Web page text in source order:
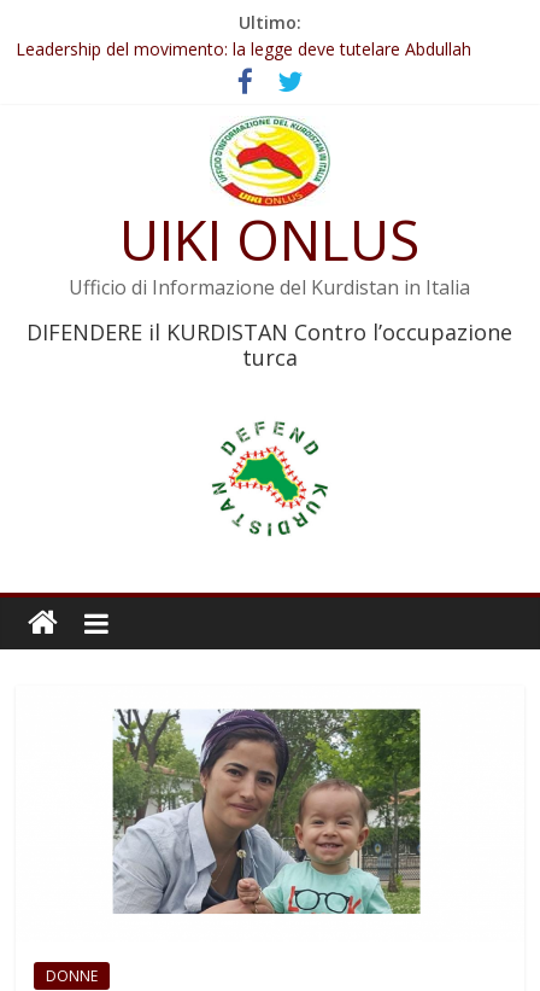
Ultimo:
Abdullah Öcalan: Le legge negativa deve essere trasformata in
legge positiva
Leadership del movimento: la legge deve tutelare Abdullah
Commissione donne del KNK: Şengal è di nuovo sotto minaccia
Non tenere conto della situazione di Rêber Apo ostacolerebbe
Il KNK chiede un’azione internazionale contro i crimini di guerra
UIKI ONLUS
Ufficio di Informazione del Kurdistan in Italia
DIFENDERE il KURDISTAN Contro l’occupazione
turca
DONNE